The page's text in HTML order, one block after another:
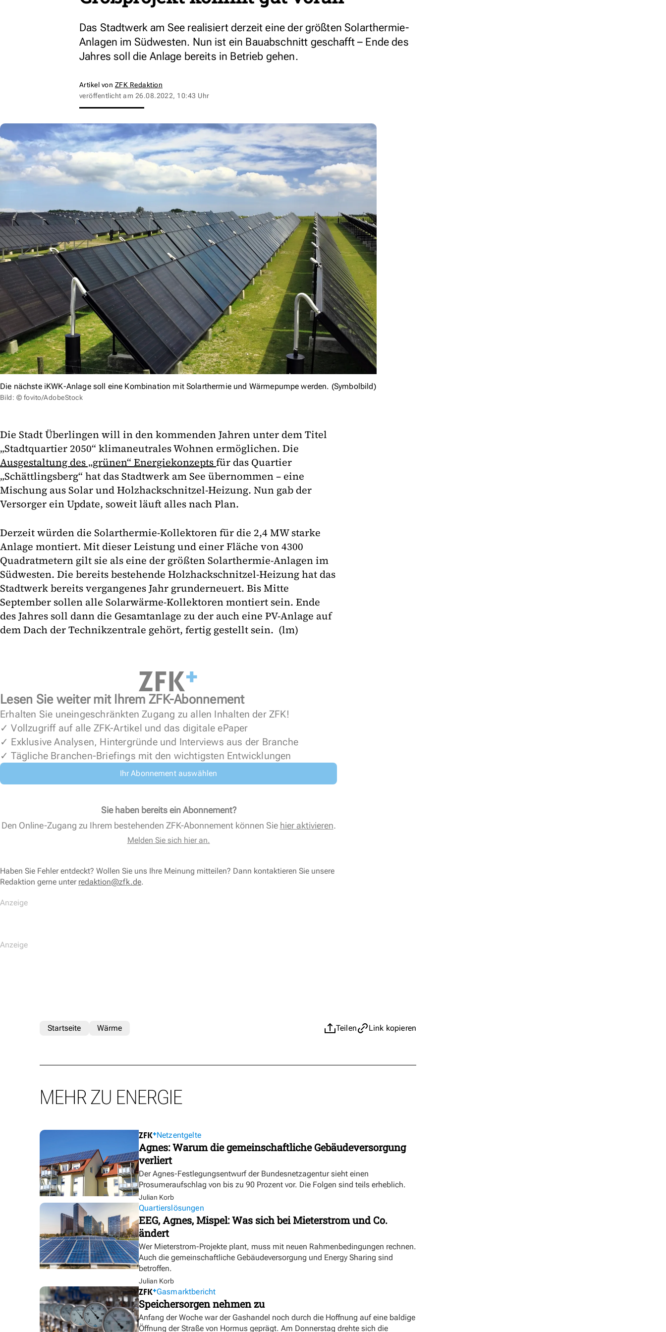
Das Stadtwerk am See realisiert derzeit eine der größten Solarthermie-
Anlagen im Südwesten. Nun ist ein Bauabschnitt geschafft – Ende des
Jahres soll die Anlage bereits in Betrieb gehen.
Artikel von ZFK Redaktion
veröffentlicht am 26.08.2022, 10:43 Uhr
Die nächste iKWK-Anlage soll eine Kombination mit Solarthermie und Wärmepumpe werden. (Symbolbild)
Bild: © fovito/AdobeStock
Die Stadt Überlingen will in den kommenden Jahren unter dem Titel
„Stadtquartier 2050“ klimaneutrales Wohnen ermöglichen. Die
Ausgestaltung des „grünen“ Energiekonzeptsfür das Quartier
„Schättlingsberg“ hat das Stadtwerk am See übernommen – eine
Mischung aus Solar und Holzhackschnitzel-Heizung. Nun gab der
Versorger ein Update, soweit läuft alles nach Plan.
Derzeit würden die Solarthermie-Kollektoren für die 2,4 MW starke
Anlage montiert. Mit dieser Leistung und einer Fläche von 4300
Quadratmetern gilt sie als eine der größten Solarthermie-Anlagen im
Südwesten. Die bereits bestehende Holzhackschnitzel-Heizung hat das
Stadtwerk bereits vergangenes Jahr grunderneuert. Bis Mitte
September sollen alle Solarwärme-Kollektoren montiert sein. Ende
des Jahres soll dann die Gesamtanlage zu der auch eine PV-Anlage auf
dem Dach der Technikzentrale gehört, fertig gestellt sein. (lm)
Lesen Sie weiter mit Ihrem ZFK-Abonnement
Erhalten Sie uneingeschränkten Zugang zu allen Inhalten der ZFK!
✓ Vollzugriff auf alle ZFK-Artikel und das digitale ePaper
✓ Exklusive Analysen, Hintergründe und Interviews aus der Branche
✓ Tägliche Branchen-Briefings mit den wichtigsten Entwicklungen
Ihr Abonnement auswählen
Sie haben bereits ein Abonnement?
Den Online-Zugang zu Ihrem bestehenden ZFK-Abonnement können Sie hier aktivieren.
Melden Sie sich hier an.
Haben Sie Fehler entdeckt? Wollen Sie uns Ihre Meinung mitteilen? Dann kontaktieren Sie unsere
Redaktion gerne unter redaktion@zfk.de.
Teilen Link kopieren
Startseite Wärme
MEHR ZU ENERGIE
Netzentgelte
Agnes: Warum die gemeinschaftliche Gebäudeversorgung
verliert
Der Agnes-Festlegungsentwurf der Bundesnetzagentur sieht einen
Prosumeraufschlag von bis zu 90 Prozent vor. Die Folgen sind teils erheblich.
Julian Korb
Quartierslösungen
EEG, Agnes, Mispel: Was sich bei Mieterstrom und Co.
ändert
Wer Mieterstrom-Projekte plant, muss mit neuen Rahmenbedingungen rechnen.
Auch die gemeinschaftliche Gebäudeversorgung und Energy Sharing sind
betroffen.
Julian Korb
Gasmarktbericht
Speichersorgen nehmen zu
Anfang der Woche war der Gashandel noch durch die Hoffnung auf eine baldige
Öffnung der Straße von Hormus geprägt. Am Donnerstag drehte sich die